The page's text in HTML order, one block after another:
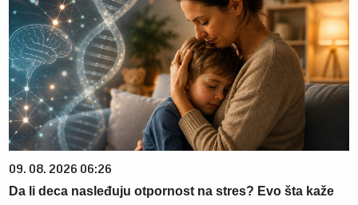
09. 08. 2026 06:26
Da li deca nasleđuju otpornost na stres? Evo šta kaže